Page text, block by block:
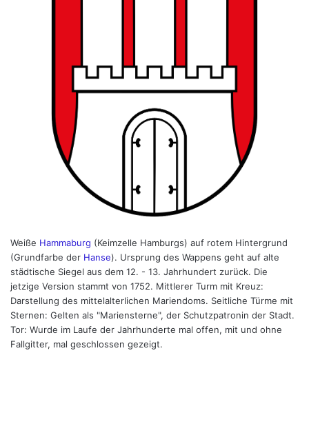
Weiße Hammaburg (Keimzelle Hamburgs) auf rotem Hintergrund
(Grundfarbe der Hanse). Ursprung des Wappens geht auf alte
städtische Siegel aus dem 12. - 13. Jahrhundert zurück. Die
jetzige Version stammt von 1752. Mittlerer Turm mit Kreuz:
Darstellung des mittelalterlichen Mariendoms. Seitliche Türme mit
Sternen: Gelten als "Mariensterne", der Schutzpatronin der Stadt.
Tor: Wurde im Laufe der Jahrhunderte mal offen, mit und ohne
Fallgitter, mal geschlossen gezeigt.